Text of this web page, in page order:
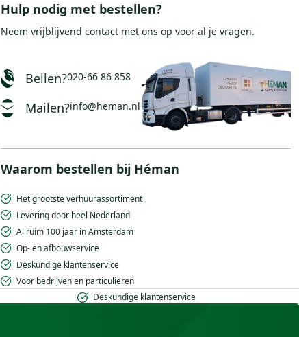
Hulp nodig met bestellen?
Neem vrijblijvend contact met ons op voor al je vragen.
Bellen?020-66 86 858
Mailen?info@heman.nl
Waarom bestellen bij Héman
Het grootste verhuurassortiment
Levering door heel Nederland
Al ruim 100 jaar in Amsterdam
Op- en afbouwservice
Deskundige klantenservice
Voor bedrijven en particulieren
Deskundige klantenservice